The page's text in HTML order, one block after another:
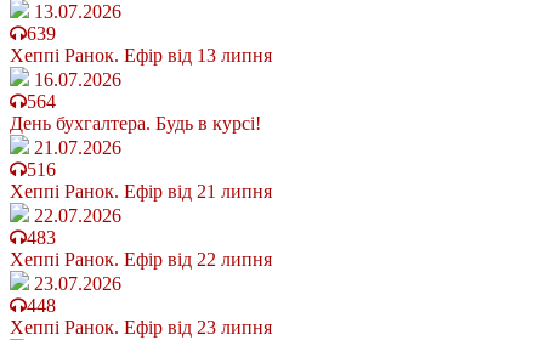
13.07.2026
639
Хеппі Ранок. Ефір від 13 липня
16.07.2026
564
День бухгалтера. Будь в курсі!
21.07.2026
516
Хеппі Ранок. Ефір від 21 липня
22.07.2026
483
Хеппі Ранок. Ефір від 22 липня
23.07.2026
448
Хеппі Ранок. Ефір від 23 липня